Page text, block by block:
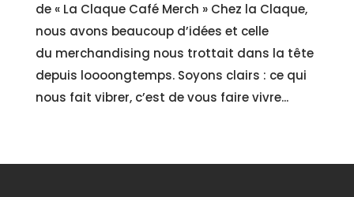
de « La Claque Café Merch » Chez la Claque,
nous avons beaucoup d’idées et celle
du merchandising nous trottait dans la tête
depuis loooongtemps. Soyons clairs : ce qui
nous fait vibrer, c’est de vous faire vivre...